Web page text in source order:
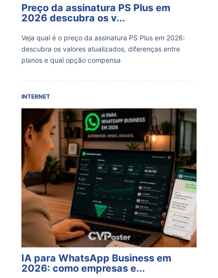
Preço da assinatura PS Plus em
2026 descubra os v...
Veja qual é o preço da assinatura PS Plus em 2026:
descubra os valores atualizados, diferenças entre
planos e qual opção compensa
INTERNET
IA para WhatsApp Business em
2026: como empresas e...